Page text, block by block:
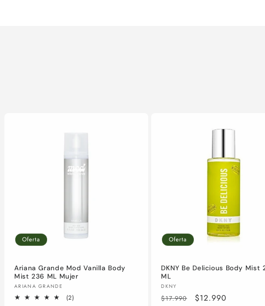
Oferta
Ariana Grande Mod Vanilla Body
Mist 236 ML Mujer
Proveedor:
ARIANA GRANDE
(2)
Oferta
DKNY Be Delicious Body Mist
ML
Proveedor:
DKNY
Precio
$17.990
Precio
$12.990